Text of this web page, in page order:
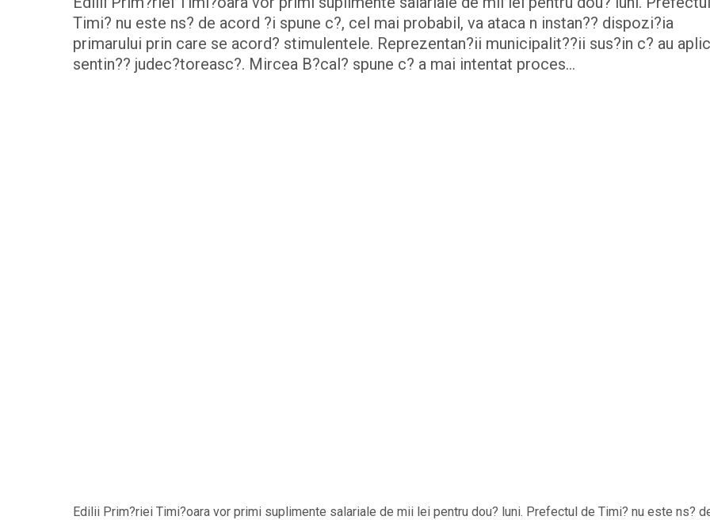
Timi? nu este ns? de acord ?i spune c?, cel mai probabil, va ataca n instan?? dispozi?ia
primarului prin care se acord? stimulentele. Reprezentan?ii municipalit??ii sus?in c? au
sentin?? judec?toreasc?. Mircea B?cal? spune c? a mai intentat proces…
Edilii Prim?riei Timi?oara vor primi suplimente salariale de mii lei pentru dou? luni. Prefectul de Timi? nu este ns?